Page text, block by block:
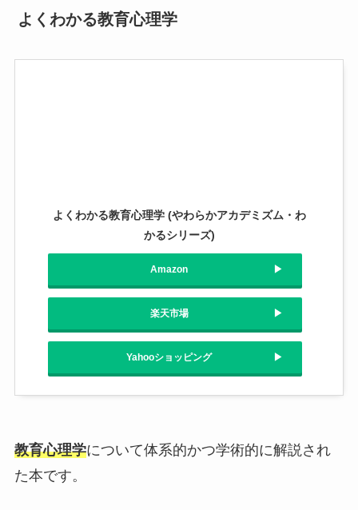
よくわかる教育心理学
よくわかる教育心理学 (やわらかアカデミズム・わ
かるシリーズ)
Amazon
楽天市場
Yahooショッピング
教育心理学について体系的かつ学術的に解説され
た本です。